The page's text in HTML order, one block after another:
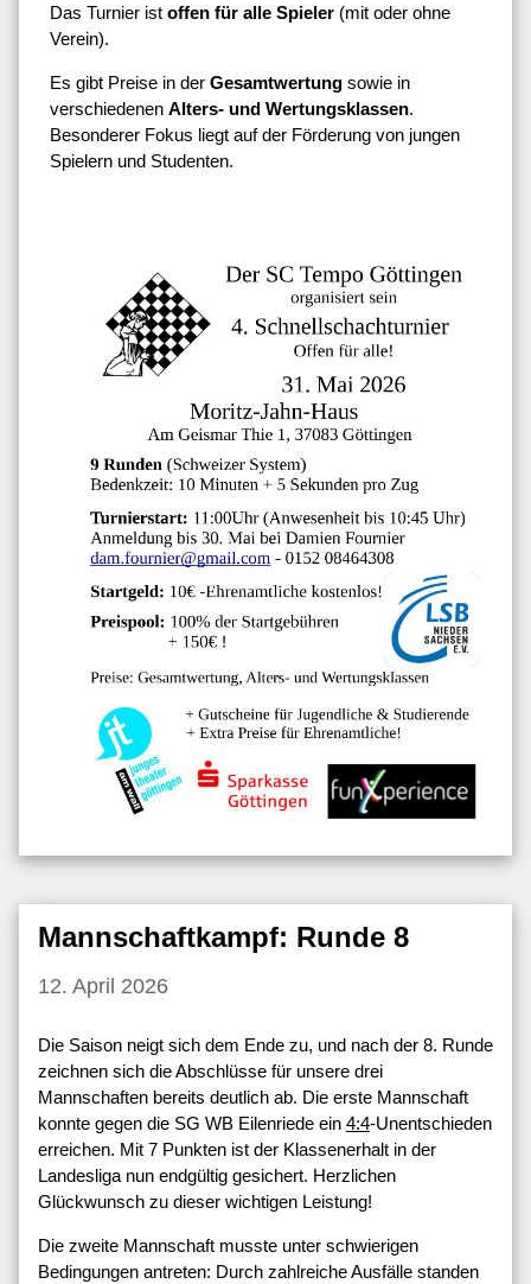
Das Turnier ist offen für alle Spieler (mit oder ohne
Verein).
Es gibt Preise in der Gesamtwertung sowie in
verschiedenen Alters- und Wertungsklassen.
Besonderer Fokus liegt auf der Förderung von jungen
Spielern und Studenten.
Mannschaftkampf: Runde 8
12. April 2026
Die Saison neigt sich dem Ende zu, und nach der 8. Runde
zeichnen sich die Abschlüsse für unsere drei
Mannschaften bereits deutlich ab. Die erste Mannschaft
konnte gegen die SG WB Eilenriede ein 4:4-Unentschieden
erreichen. Mit 7 Punkten ist der Klassenerhalt in der
Landesliga nun endgültig gesichert. Herzlichen
Glückwunsch zu dieser wichtigen Leistung!
Die zweite Mannschaft musste unter schwierigen
Bedingungen antreten: Durch zahlreiche Ausfälle standen